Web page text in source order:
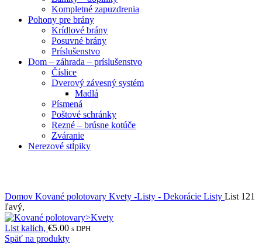
Kompletné zapuzdrenia
Pohony pre brány
Krídlové brány
Posuvné brány
Príslušenstvo
Dom – záhrada – príslušenstvo
Číslice
Dverový závesný systém
Madlá
Písmená
Poštové schránky
Rezné – brúsne kotúče
Zváranie
Nerezové stĺpiky
Domov Kované polotovary Kvety -Listy - Dekorácie Listy List 121
ľavý,
List kalich, €5.00 s DPH
Späť na produkty